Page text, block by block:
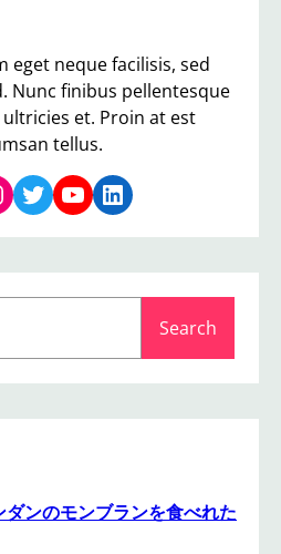
eget neque facilisis, sed
Nunc finibus pellentesque
et. Proin at est
tellus.
Twitter YouTube LinkedIn
Search
ンのモンブランを食べれた